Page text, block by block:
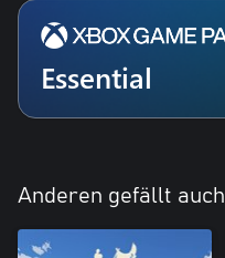
Essential
Anderen gefällt auch